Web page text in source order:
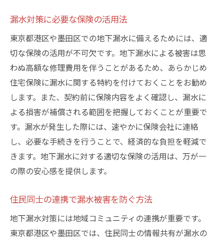
漏水対策に必要な保険の活用法
東京都港区や墨田区での地下漏水に備えるためには、適
切な保険の活用が不可欠です。地下漏水による被害は思
わぬ高額な修理費用を伴うことがあるため、あらかじめ
住宅保険に漏水に関する特約を付けておくことをお勧め
します。また、契約前に保険内容をよく確認し、漏水に
よる損害が補償される範囲を把握しておくことが重要で
す。漏水が発生した際には、速やかに保険会社に連絡
し、必要な手続きを行うことで、経済的な負担を軽減で
きます。地下漏水に対する適切な保険の活用は、万が一
の際の安心感を提供します。
住民同士の連携で漏水被害を防ぐ方法
地下漏水対策には地域コミュニティの連携が重要です。
東京都港区や墨田区では、住民同士の情報共有が漏水の